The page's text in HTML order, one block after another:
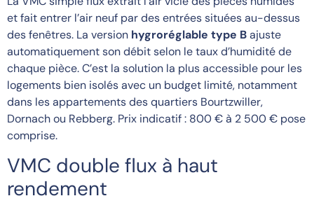
et fait entrer l’air neuf par des entrées situées au-dessus
des fenêtres. La version hygroréglable type Bajuste
automatiquement son débit selon le taux d’humidité de
chaque pièce. C’est la solution la plus accessible pour les
logements bien isolés avec un budget limité, notamment
dans les appartements des quartiers Bourtzwiller,
Dornach ou Rebberg. Prix indicatif : 800 € à 2 500 € pose
comprise.
VMC double flux à haut
rendement